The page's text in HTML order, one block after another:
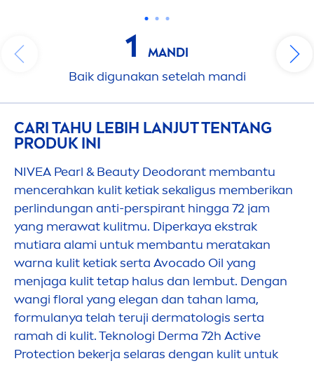
1
MANDI
Baik digunakan setelah mandi
CARI TAHU LEBIH LANJUT TENTANG
PRODUK INI
NIVEA Pearl &Beauty Deodorant membantu
mencerahkan kulit ketiak sekaligus memberikan
perlindungan anti-perspirant hingga 72 jam
yang merawat kulitmu. Diperkaya ekstrak
mutiara alami untuk membantu meratakan
warna kulit ketiak serta Avocado Oil yang
menjaga kulit tetap halus dan lembut. Dengan
wangi floral yang elegan dan tahan lama,
formulanya telah teruji dermatologis serta
ramah di kulit. Teknologi Derma 72h Active
Protection bekerja selaras dengan kulit untuk